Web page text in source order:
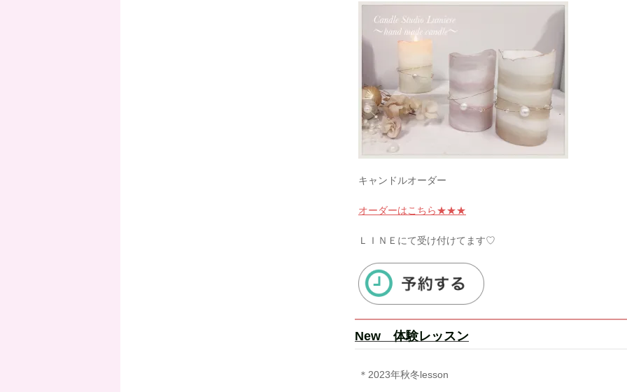
キャンドルオーダー
オーダーはこちら★★★
ＬＩＮＥにて受け付けてます♡
New 体験レッスン
＊ 2023年秋冬lesson